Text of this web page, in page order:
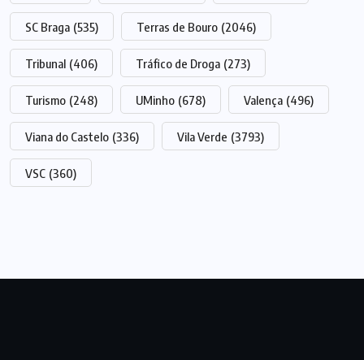
SC Braga (535) Terras de Bouro (2046)
Tribunal (406) Tráfico de Droga (273)
Turismo (248) UMinho (678) Valença (496)
Viana do Castelo (336) Vila Verde (3793)
VSC (360)